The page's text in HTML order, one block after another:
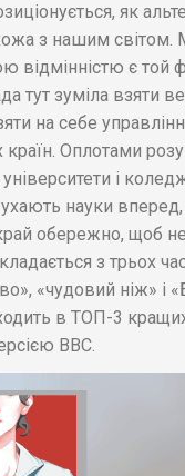
як
з нашим світом.
відмінністю є той
тут зуміла взяти
на себе
країн. Оплотами
і
науки
обережно, щоб
з трьох
«чудовий ніж» і
в ТОП-3
BBC.